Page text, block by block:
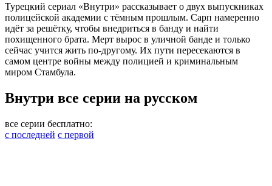
Турецкий сериал «Внутри» рассказывает о двух выпускниках
полицейской академии с тёмным прошлым. Сарп намеренно
идёт за решётку, чтобы внедриться в банду и найти
похищенного брата. Мерт вырос в уличной банде и только
сейчас учится жить по-другому. Их пути пересекаются в
самом центре войны между полицией и криминальным
миром Стамбула.
Внутри все серии на русском
все серии бесплатно:
с последней с первой